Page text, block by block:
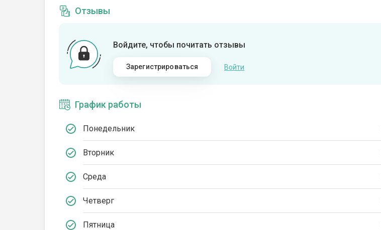
Отзывы
Войдите, чтобы почитать отзывы
Зарегистрироваться Войти
График работы
Понедельник
Вторник
Среда
Четверг
Пятница